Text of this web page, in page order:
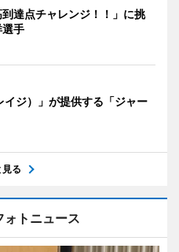
到達点チャレンジ！！」に挑
手
イジ）」が提供する「ジャー
見る
ォトニュース